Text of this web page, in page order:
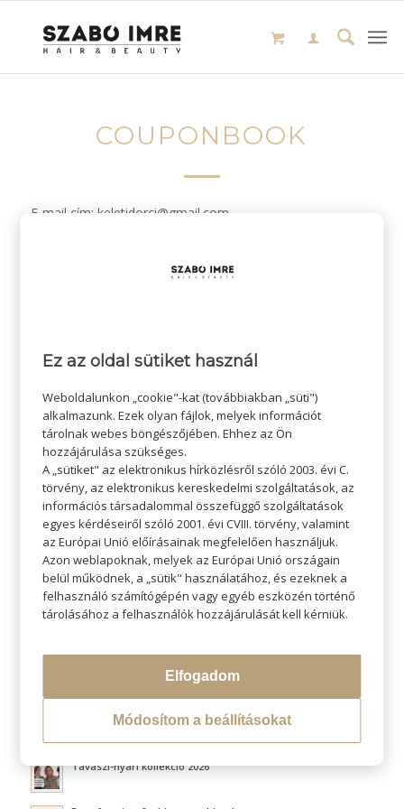
COUPONBOOK
E-mail cím: keletidorci@gmail.com
2025-06-04 SZERZŐ:
KERESÉS
LEGÚJABB BLOGOK
Hővédelem hajformázás közben
Fluffy hair és a légies volumen titka
Tavaszi-nyári kollekció 2026
Ez az oldal sütiket használ
Weboldalunkon „cookie"-kat (továbbiakban „süti")
alkalmazunk. Ezek olyan fájlok, melyek információt
tárolnak webes böngészőjében. Ehhez az Ön
hozzájárulása szükséges.
A „sütiket" az elektronikus hírközlésről szóló 2003. évi C.
törvény, az elektronikus kereskedelmi szolgáltatások, az
információs társadalommal összefüggő szolgáltatások
egyes kérdéseiről szóló 2001. évi CVIII. törvény, valamint
az Európai Unió előírásainak megfelelően használjuk.
Azon weblapoknak, melyek az Európai Unió országain
belül működnek, a „sütik" használatához, és ezeknek a
felhasználó számítógépén vagy egyéb eszközén történő
tárolásához a felhasználók hozzájárulását kell kérniük.
Elfogadom
Módosítom a beállításokat